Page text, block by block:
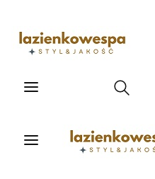
Otwórz